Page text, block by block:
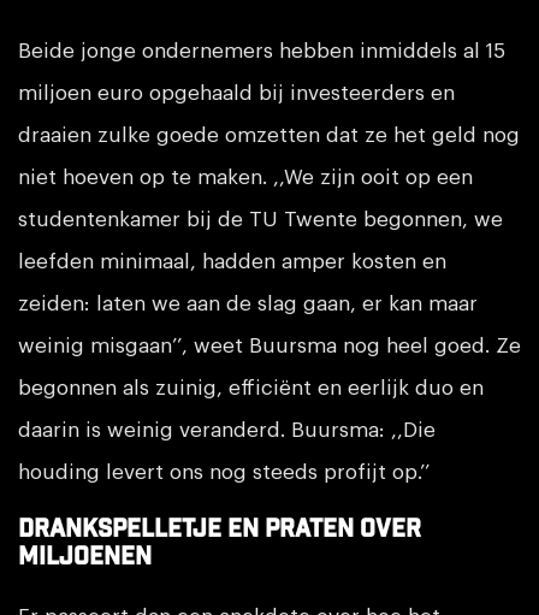
Beide jonge ondernemers hebben inmiddels al 15
miljoen euro opgehaald bij investeerders en
draaien zulke goede omzetten dat ze het geld nog
niet hoeven op te maken. ,,We zijn ooit op een
studentenkamer bij de TU Twente begonnen, we
leefden minimaal, hadden amper kosten en
zeiden: laten we aan de slag gaan, er kan maar
weinig misgaan’’, weet Buursma nog heel goed. Ze
begonnen als zuinig, efficiënt en eerlijk duo en
daarin is weinig veranderd. Buursma: ,,Die
houding levert ons nog steeds profijt op.’’
Drankspelletje en praten over
miljoenen